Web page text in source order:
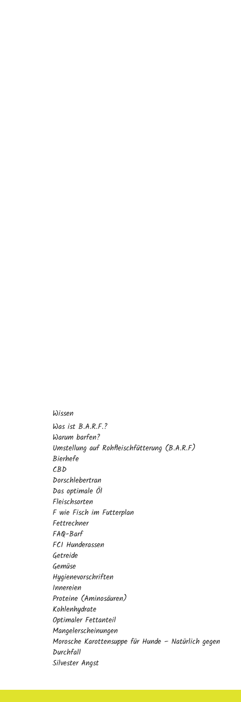
Wissen
Was ist B.A.R.F.?
Warum barfen?
Umstellung auf Rohfleischfütterung (B.A.R.F)
Bierhefe
CBD
Dorschlebertran
Das optimale Öl
Fleischsorten
F wie Fisch im Futterplan
Fettrechner
FAQ-Barf
FCI Hunderassen
Getreide
Gemüse
Hygienevorschriften
Innereien
Proteine (Aminosäuren)
Kohlenhydrate
Optimaler Fettanteil
Mangelerscheinungen
Morosche Karottensuppe für Hunde – Natürlich gegen
Durchfall
Silvester Angst